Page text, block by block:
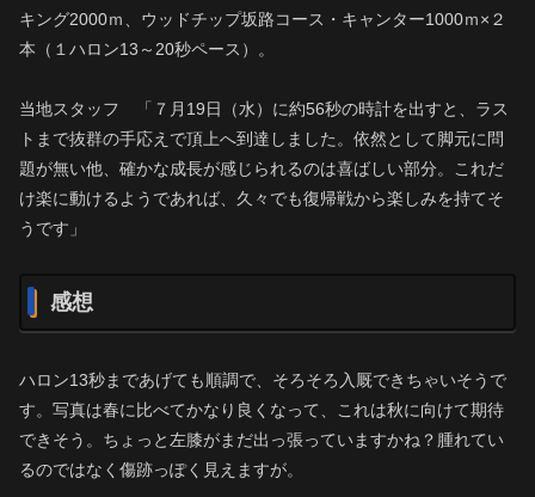
キング2000ｍ、ウッドチップ坂路コース・キャンター1000ｍ×２
本（１ハロン13～20秒ペース）。
当地スタッフ 「７月19日（水）に約56秒の時計を出すと、ラス
トまで抜群の手応えで頂上へ到達しました。依然として脚元に問
題が無い他、確かな成長が感じられるのは喜ばしい部分。これだ
け楽に動けるようであれば、久々でも復帰戦から楽しみを持てそ
うです」
感想
ハロン13秒まであげても順調で、そろそろ入厩できちゃいそうで
す。写真は春に比べてかなり良くなって、これは秋に向けて期待
できそう。ちょっと左膝がまだ出っ張っていますかね？腫れてい
るのではなく傷跡っぽく見えますが。